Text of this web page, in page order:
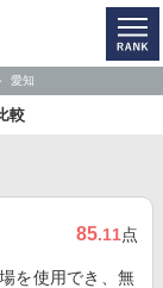
愛知
較
85.11点
を使用でき、無